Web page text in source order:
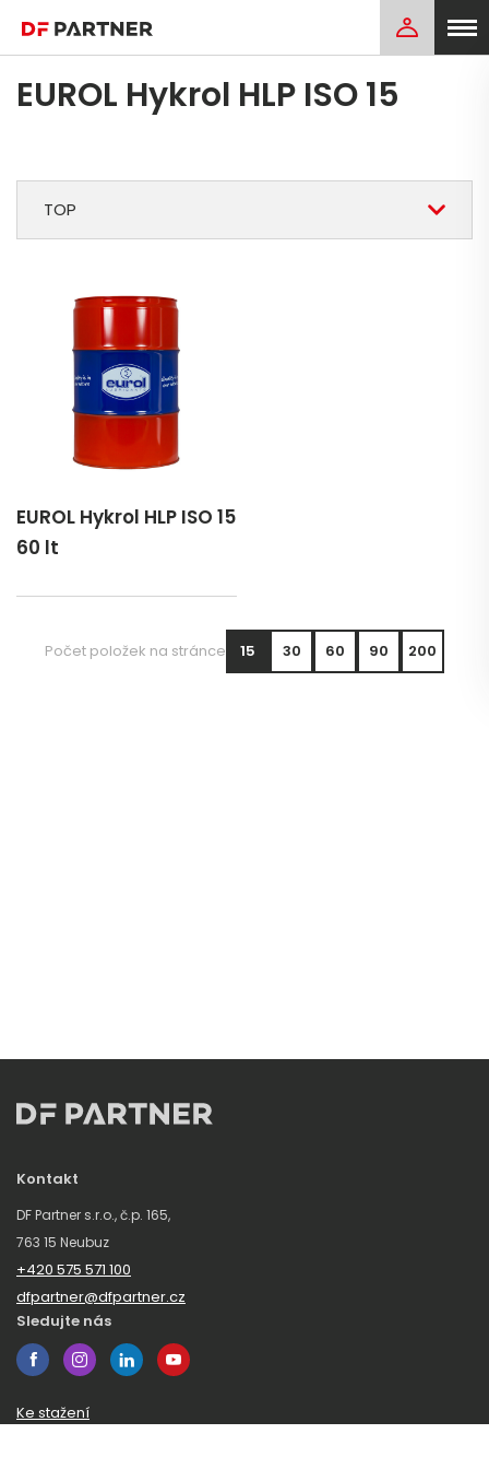
EUROL Hykrol HLP ISO 15
TOP
EUROL Hykrol HLP ISO 15
60 lt
Počet položek na stránce 15 30 60 90 200
Kontakt
DF Partner s.r.o., č.p. 165,
763 15 Neubuz
+420 575 571 100
dfpartner@dfpartner.cz
Sledujte nás
Ke stažení